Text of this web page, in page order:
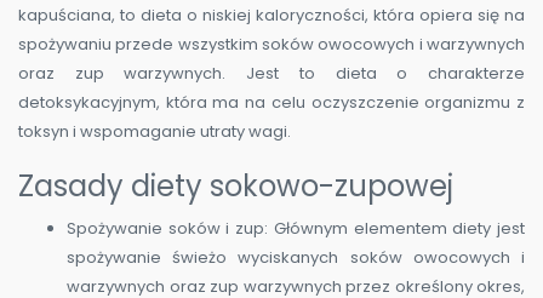
kapuściana, to dieta o niskiej kaloryczności, która opiera się na
spożywaniu przede wszystkim soków owocowych i warzywnych
oraz zup warzywnych. Jest to dieta o charakterze
detoksykacyjnym, która ma na celu oczyszczenie organizmu z
toksyn i wspomaganie utraty wagi.
Zasady diety sokowo-zupowej
Spożywanie soków i zup: Głównym elementem diety jest
spożywanie świeżo wyciskanych soków owocowych i
warzywnych oraz zup warzywnych przez określony okres,